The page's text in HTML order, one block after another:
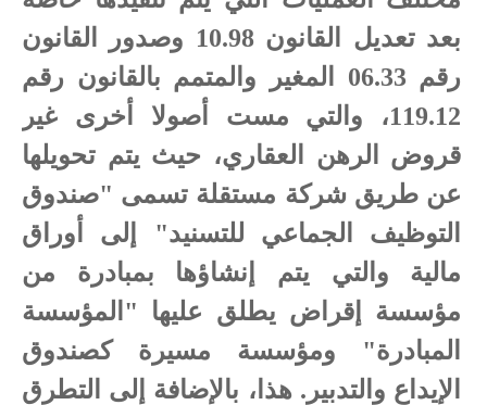
بعد تعديل القانون 10.98 وصدور القانون
رقم 06.33 المغير والمتمم بالقانون رقم
119.12، والتي مست أصولا أخرى غير
قروض الرهن العقاري، حيث يتم تحويلها
عن طريق شركة مستقلة تسمى "صندوق
التوظيف الجماعي للتسنيد" إلى أوراق
مالية والتي يتم إنشاؤها بمبادرة من
مؤسسة إقراض يطلق عليها "المؤسسة
المبادرة" ومؤسسة مسيرة كصندوق
الإيداع والتدبير. هذا، بالإضافة إلى التطرق